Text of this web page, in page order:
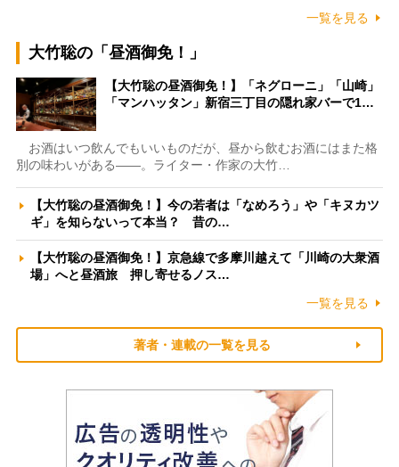
一覧を見る
大竹聡の「昼酒御免！」
【大竹聡の昼酒御免！】「ネグローニ」「山崎」
「マンハッタン」新宿三丁目の隠れ家バーで1…
お酒はいつ飲んでもいいものだが、昼から飲むお酒にはまた格
別の味わいがある――。ライター・作家の大竹…
【大竹聡の昼酒御免！】今の若者は「なめろう」や「キヌカツ
ギ」を知らないって本当？ 昔の…
【大竹聡の昼酒御免！】京急線で多摩川越えて「川崎の大衆酒
場」へと昼酒旅 押し寄せるノス…
一覧を見る
著者・連載の一覧を見る